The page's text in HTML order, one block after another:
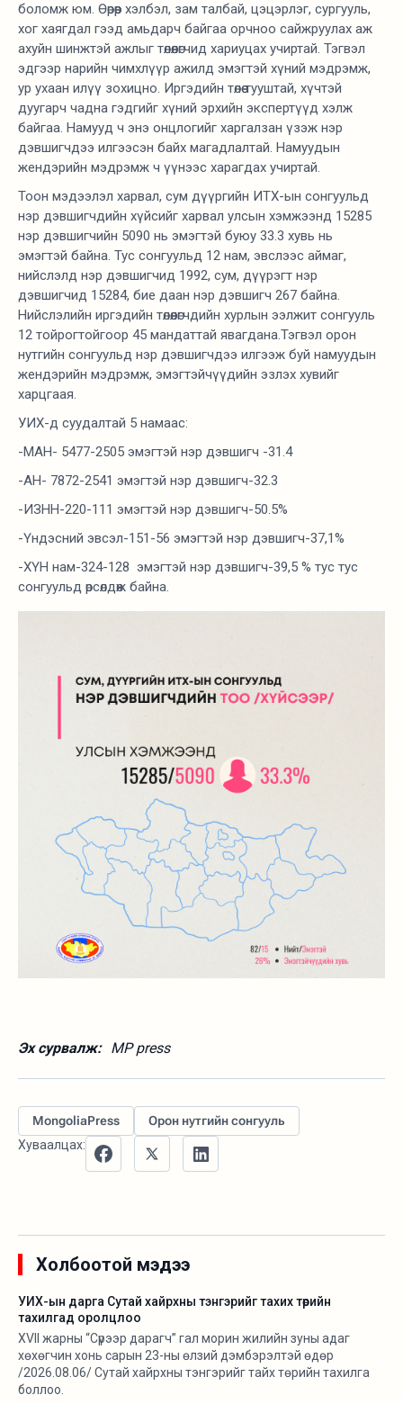
боломж юм. Өөрөөр хэлбэл, зам талбай, цэцэрлэг, сургууль,
хог хаягдал гээд амьдарч байгаа орчноо сайжруулах аж
ахуйн шинжтэй ажлыг төлөөлөгчид хариуцах учиртай. Тэгвэл
эдгээр нарийн чимхлүүр ажилд эмэгтэй хүний мэдрэмж,
ур ухаан илүү зохицно. Иргэдийн төлөө тууштай, хүчтэй
дуугарч чадна гэдгийг хүний эрхийн экспертүүд хэлж
байгаа. Намууд ч энэ онцлогийг харгалзан үзэж нэр
дэвшигчдээ илгээсэн байх магадлалтай. Намуудын
жендэрийн мэдрэмж ч үүнээс харагдах учиртай.
Тоон мэдээлэл харвал, сум дүүргийн ИТХ-ын сонгуульд
нэр дэвшигчдийн хүйсийг харвал улсын хэмжээнд 15285
нэр дэвшигчийн 5090 нь эмэгтэй буюу 33.3 хувь нь
эмэгтэй байна. Тус сонгуульд 12 нам, эвслээс аймаг,
нийслэлд нэр дэвшигчид 1992, сум, дүүрэгт нэр
дэвшигчид 15284, бие даан нэр дэвшигч 267 байна.
Нийслэлийн иргэдийн төлөөлөгчдийн хурлын ээлжит сонгууль
12 тойрогтойгоор 45 мандаттай явагдана.Тэгвэл орон
нутгийн сонгуульд нэр дэвшигчдээ илгээж буй намуудын
жендэрийн мэдрэмж, эмэгтэйчүүдийн эзлэх хувийг
харцгаая.
УИХ-д суудалтай 5 намаас:
-МАН- 5477-2505 эмэгтэй нэр дэвшигч -31.4
-АН- 7872-2541 эмэгтэй нэр дэвшигч-32.3
-ИЗНН-220-111 эмэгтэй нэр дэвшигч-50.5%
-Үндэсний эвсэл-151-56 эмэгтэй нэр дэвшигч-37,1%
-ХҮН нам-324-128 эмэгтэй нэр дэвшигч-39,5 % тус тус
сонгуульд өрсөлдөж байна.
Эх сурвалж: MP press
MongoliaPress
Орон нутгийн сонгууль
Хуваалцах:
Холбоотой мэдээ
УИХ-ын дарга Сутай хайрхны тэнгэрийг тахих төрийн
тахилгад оролцлоо
XVII жарны “Сүрээр дарагч” гал морин жилийн зуны адаг
хөхөгчин хонь сарын 23-ны өлзий дэмбэрэлтэй өдөр
/2026.08.06/ Сутай хайрхны тэнгэрийг тайх төрийн тахилга
боллоо.